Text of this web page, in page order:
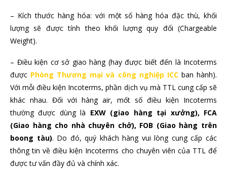
– Kích thước hàng hóa: với một số hàng hóa đặc thù, khối
lượng sẽ được tính theo khối lượng quy đổi (Chargeable
Weight).
– Điều kiện cơ sở giao hàng (hay được biết đến là Incoterms
được Phòng Thương mại và công nghiệp ICCban hành).
Với mỗi điều kiện Incoterms, phần dịch vụ mà TTL cung cấp sẽ
khác nhau. Đối với hàng air, mốt số điều kiện Incoterms
thường được dùng là EXW (giao hàng tại xưởng), FCA
(Giao hàng cho nhà chuyên chở), FOB (Giao hàng trên
boong tàu). Do đó, quý khách hàng vui lòng cung cấp các
thông tin về điều kiện Incoterms cho chuyên viên của TTL để
được tư vấn đầy đủ và chính xác.